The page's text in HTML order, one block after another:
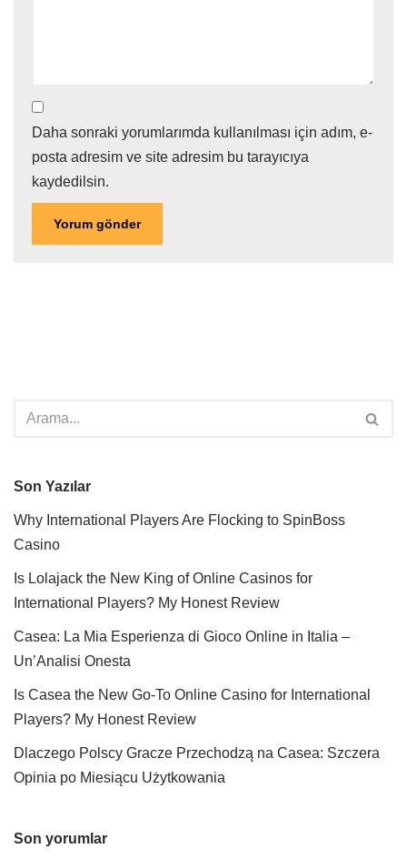
Daha sonraki yorumlarımda kullanılması için adım, e-
posta adresim ve site adresim bu tarayıcıya
kaydedilsin.
Son Yazılar
Why International Players Are Flocking to SpinBoss
Casino
Is Lolajack the New King of Online Casinos for
International Players? My Honest Review
Casea: La Mia Esperienza di Gioco Online in Italia –
Un’Analisi Onesta
Is Casea the New Go-To Online Casino for International
Players? My Honest Review
Dlaczego Polscy Gracze Przechodzą na Casea: Szczera
Opinia po Miesiącu Użytkowania
Son yorumlar